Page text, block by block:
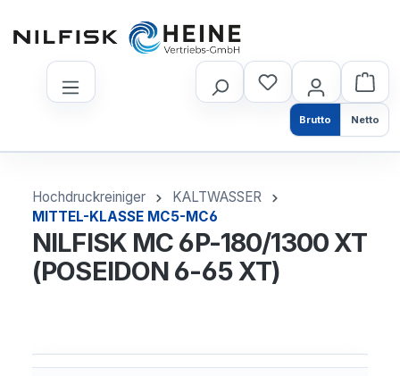
Brutto Netto
Hochdruckreiniger
KALTWASSER
MITTEL-KLASSE MC5-MC6
NILFISK MC 6P-180/1300 XT
(POSEIDON 6-65 XT)